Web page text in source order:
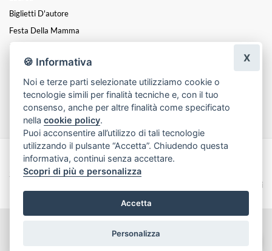
Biglietti D'autore
Festa Della Mamma
Piante
Mazzi
Nascita
Funebre
Made with byInfoser.it- Realizzazione Siti ecommerce per Fioristi
2026
Termini e Condizioni
🍪 Informativa
Noi e terze parti selezionate utilizziamo cookie o
tecnologie simili per finalità tecniche e, con il tuo
consenso, anche per altre finalità come specificato
nellacookie policy.
Puoi acconsentire all’utilizzo di tali tecnologie
utilizzando il pulsante “Accetta”. Chiudendo questa
informativa, continui senza accettare.
Scopri di più e personalizza
Accetta
Personalizza
X